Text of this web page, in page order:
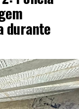
durante